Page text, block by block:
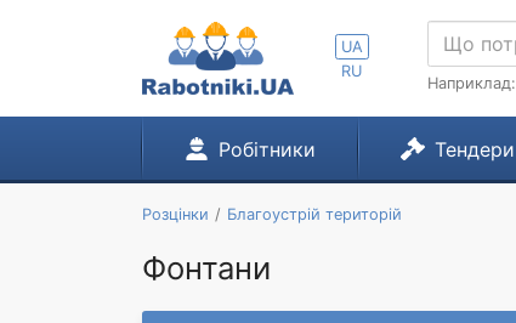
UA
RU
Наприклад:
Робітники Тендери
Розцінки Благоустрій територій
Фонтани